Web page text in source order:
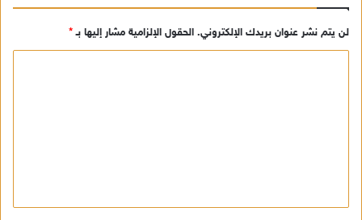
لن يتم نشر عنوان بريدك الإلكتروني. الحقول الإلزامية مشار إليها بـ*
ق